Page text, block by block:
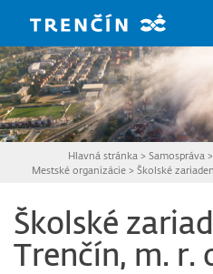
Hlavná stránka > Samospráva >
Mestské organizácie> Školské
Školské
Trenčín, m. r.